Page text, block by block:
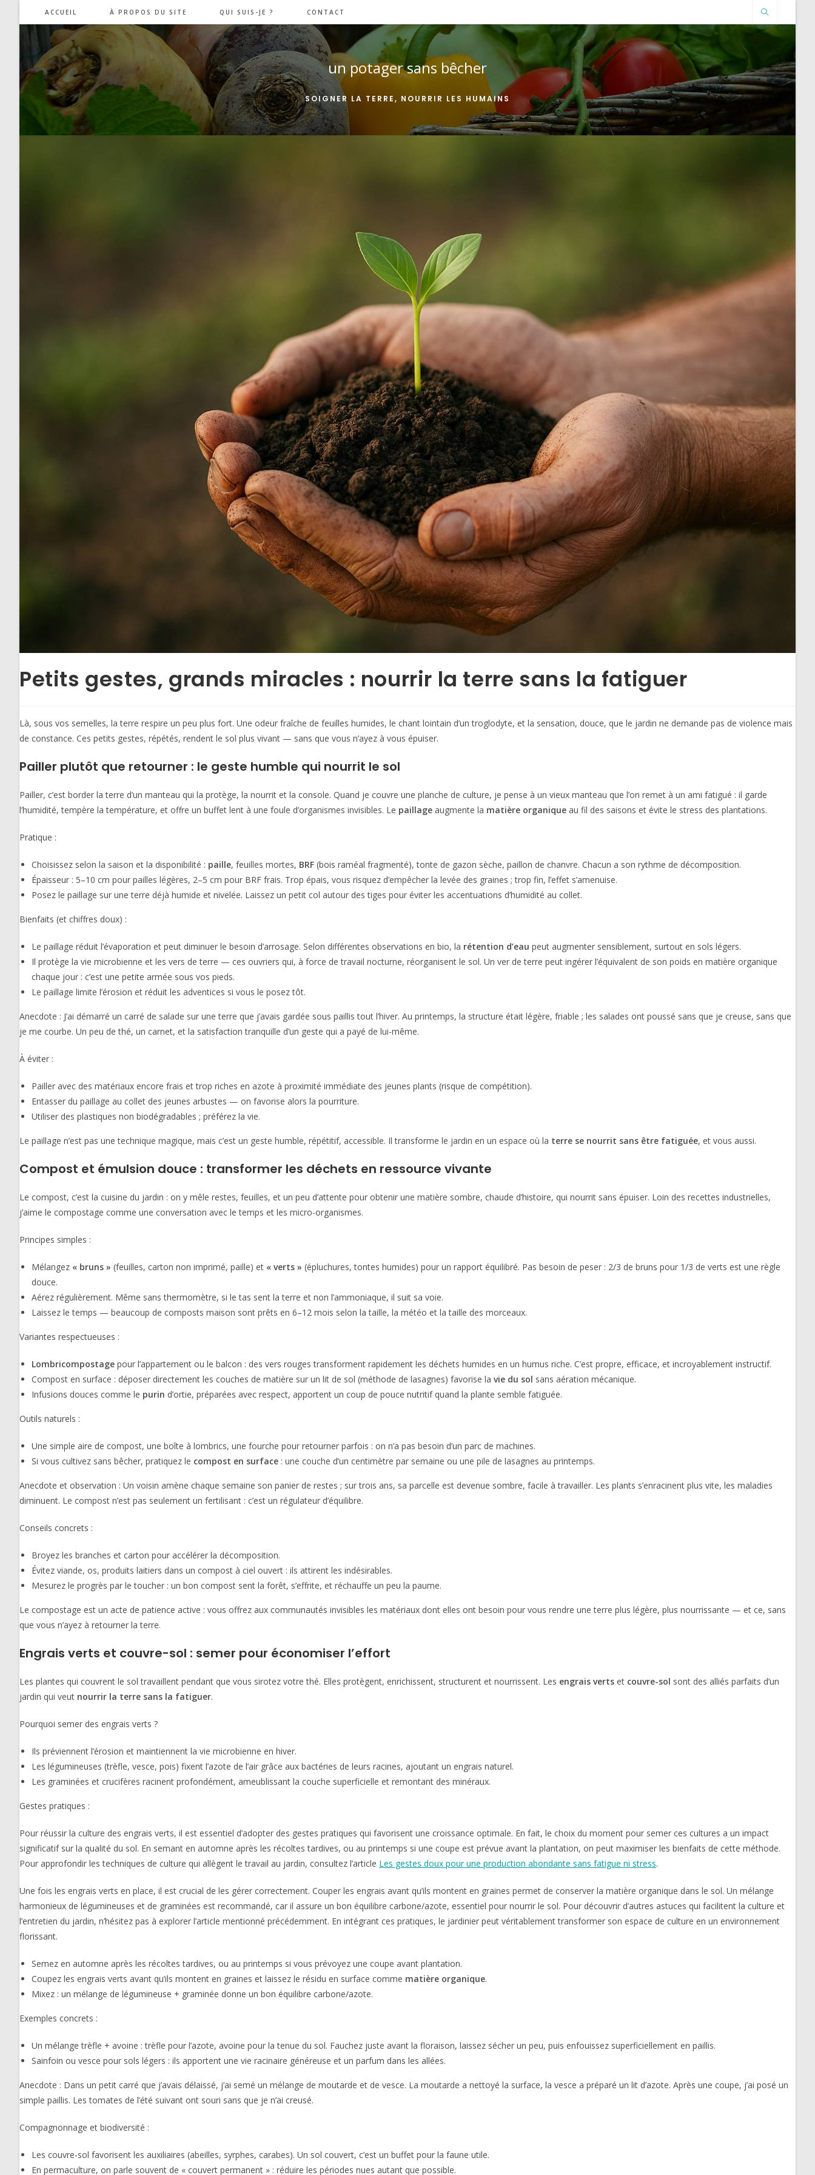
ACCUEIL À PROPOS DU SITE QUI SUIS-JE ? CONTACT
un potager sans bêcher
SOIGNER LA TERRE, NOURRIR LES HUMAINS
Petits gestes, grands miracles : nourrir la terre sans la fatiguer
Là, sous vos semelles, la terre respire un peu plus fort. Une odeur fraîche de feuilles humides, le chant lointain d’un troglodyte, et la sensation, douce, que le jardin ne demande pas de violence mais
de constance. Ces petits gestes, répétés, rendent le sol plus vivant — sans que vous n’ayez à vous épuiser.
Pailler plutôt que retourner : le geste humble qui nourrit le sol
Pailler, c’est border la terre d’un manteau qui la protège, la nourrit et la console. Quand je couvre une planche de culture, je pense à un vieux manteau que l’on remet à un ami fatigué : il garde
l’humidité, tempère la température, et offre un buffet lent à une foule d’organismes invisibles. Le paillage augmente la matière organique au fil des saisons et évite le stress des plantations.
Pratique :
Choisissez selon la saison et la disponibilité : paille, feuilles mortes, BRF (bois raméal fragmenté), tonte de gazon sèche, paillon de chanvre. Chacun a son rythme de décomposition.
Épaisseur : 5–10 cm pour pailles légères, 2–5 cm pour BRF frais. Trop épais, vous risquez d’empêcher la levée des graines ; trop fin, l’effet s’amenuise.
Posez le paillage sur une terre déjà humide et nivelée. Laissez un petit col autour des tiges pour éviter les accentuations d’humidité au collet.
Bienfaits (et chiffres doux) :
Le paillage réduit l’évaporation et peut diminuer le besoin d’arrosage. Selon différentes observations en bio, la rétention d’eau peut augmenter sensiblement, surtout en sols légers.
Il protège la vie microbienne et les vers de terre — ces ouvriers qui, à force de travail nocturne, réorganisent le sol. Un ver de terre peut ingérer l’équivalent de son poids en matière organique
chaque jour : c’est une petite armée sous vos pieds.
Le paillage limite l’érosion et réduit les adventices si vous le posez tôt.
Anecdote : J’ai démarré un carré de salade sur une terre que j’avais gardée sous paillis tout l’hiver. Au printemps, la structure était légère, friable ; les salades ont poussé sans que je creuse, sans que
je me courbe. Un peu de thé, un carnet, et la satisfaction tranquille d’un geste qui a payé de lui-même.
À éviter :
Pailler avec des matériaux encore frais et trop riches en azote à proximité immédiate des jeunes plants (risque de compétition).
Entasser du paillage au collet des jeunes arbustes — on favorise alors la pourriture.
Utiliser des plastiques non biodégradables ; préférez la vie.
Le paillage n’est pas une technique magique, mais c’est un geste humble, répétitif, accessible. Il transforme le jardin en un espace où la terre se nourrit sans être fatiguée, et vous aussi.
Compost et émulsion douce : transformer les déchets en ressource vivante
Le compost, c’est la cuisine du jardin : on y mêle restes, feuilles, et un peu d’attente pour obtenir une matière sombre, chaude d’histoire, qui nourrit sans épuiser. Loin des recettes industrielles,
j’aime le compostage comme une conversation avec le temps et les micro-organismes.
Principes simples :
Mélangez « bruns » (feuilles, carton non imprimé, paille) et « verts » (épluchures, tontes humides) pour un rapport équilibré. Pas besoin de peser : 2/3 de bruns pour 1/3 de verts est une règle
douce.
Aérez régulièrement. Même sans thermomètre, si le tas sent la terre et non l’ammoniaque, il suit sa voie.
Laissez le temps — beaucoup de composts maison sont prêts en 6–12 mois selon la taille, la météo et la taille des morceaux.
Variantes respectueuses :
Lombricompostage pour l’appartement ou le balcon : des vers rouges transforment rapidement les déchets humides en un humus riche. C’est propre, efficace, et incroyablement instructif.
Compost en surface : déposer directement les couches de matière sur un lit de sol (méthode de lasagnes) favorise la vie du sol sans aération mécanique.
Infusions douces comme le purin d’ortie, préparées avec respect, apportent un coup de pouce nutritif quand la plante semble fatiguée.
Outils naturels :
Une simple aire de compost, une boîte à lombrics, une fourche pour retourner parfois : on n’a pas besoin d’un parc de machines.
Si vous cultivez sans bêcher, pratiquez le compost en surface : une couche d’un centimètre par semaine ou une pile de lasagnes au printemps.
Anecdote et observation : Un voisin amène chaque semaine son panier de restes ; sur trois ans, sa parcelle est devenue sombre, facile à travailler. Les plants s’enracinent plus vite, les maladies
diminuent. Le compost n’est pas seulement un fertilisant : c’est un régulateur d’équilibre.
Conseils concrets :
Broyez les branches et carton pour accélérer la décomposition.
Évitez viande, os, produits laitiers dans un compost à ciel ouvert : ils attirent les indésirables.
Mesurez le progrès par le toucher : un bon compost sent la forêt, s’effrite, et réchauffe un peu la paume.
Le compostage est un acte de patience active : vous offrez aux communautés invisibles les matériaux dont elles ont besoin pour vous rendre une terre plus légère, plus nourrissante — et ce, sans
que vous n’ayez à retourner la terre.
Engrais verts et couvre-sol : semer pour économiser l’effort
Les plantes qui couvrent le sol travaillent pendant que vous sirotez votre thé. Elles protègent, enrichissent, structurent et nourrissent. Les engrais verts et couvre-sol sont des alliés parfaits d’un
jardin qui veut nourrir la terre sans la fatiguer.
Pourquoi semer des engrais verts ?
Ils préviennent l’érosion et maintiennent la vie microbienne en hiver.
Les légumineuses (trèfle, vesce, pois) fixent l’azote de l’air grâce aux bactéries de leurs racines, ajoutant un engrais naturel.
Les graminées et crucifères racinent profondément, ameublissant la couche superficielle et remontant des minéraux.
Gestes pratiques :
Pour réussir la culture des engrais verts, il est essentiel d’adopter des gestes pratiques qui favorisent une croissance optimale. En fait, le choix du moment pour semer ces cultures a un impact
significatif sur la qualité du sol. En semant en automne après les récoltes tardives, ou au printemps si une coupe est prévue avant la plantation, on peut maximiser les bienfaits de cette méthode.
Pour approfondir les techniques de culture qui allègent le travail au jardin, consultez l’article Les gestes doux pour une production abondante sans fatigue ni stress.
Une fois les engrais verts en place, il est crucial de les gérer correctement. Couper les engrais avant qu’ils montent en graines permet de conserver la matière organique dans le sol. Un mélange
harmonieux de légumineuses et de graminées est recommandé, car il assure un bon équilibre carbone/azote, essentiel pour nourrir le sol. Pour découvrir d’autres astuces qui facilitent la culture et
l’entretien du jardin, n’hésitez pas à explorer l’article mentionné précédemment. En intégrant ces pratiques, le jardinier peut véritablement transformer son espace de culture en un environnement
florissant.
Semez en automne après les récoltes tardives, ou au printemps si vous prévoyez une coupe avant plantation.
Coupez les engrais verts avant qu’ils montent en graines et laissez le résidu en surface comme matière organique.
Mixez : un mélange de légumineuse + graminée donne un bon équilibre carbone/azote.
Exemples concrets :
Un mélange trèfle + avoine : trèfle pour l’azote, avoine pour la tenue du sol. Fauchez juste avant la floraison, laissez sécher un peu, puis enfouissez superficiellement en paillis.
Sainfoin ou vesce pour sols légers : ils apportent une vie racinaire généreuse et un parfum dans les allées.
Anecdote : Dans un petit carré que j’avais délaissé, j’ai semé un mélange de moutarde et de vesce. La moutarde a nettoyé la surface, la vesce a préparé un lit d’azote. Après une coupe, j’ai posé un
simple paillis. Les tomates de l’été suivant ont souri sans que je n’ai creusé.
Compagnonnage et biodiversité :
Les couvre-sol favorisent les auxiliaires (abeilles, syrphes, carabes). Un sol couvert, c’est un buffet pour la faune utile.
En permaculture, on parle souvent de « couvert permanent » : réduire les périodes nues autant que possible.